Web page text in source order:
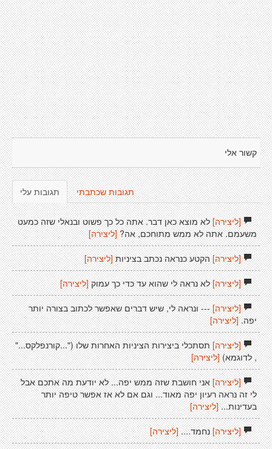
קשור אלי
תגובות עלי תגובות שכתבתי
[ליצירה]לא מוצא כאן דבר. אתה כל כך פשוט ובנאלי שזה כמעט
משעמם. אתה לא ממש מתוחכם, אה? [ליצירה]
[ליצירה]הקטע כנראה נכתב בציניות [ליצירה]
[ליצירה]לא נראה לי שהוא עד כדי כך עמוק [ליצירה]
[ליצירה]--- ונראה לי, שיש דברים שאפשר לכתוב בצורה יותר
יפה. [ליצירה]
[ליצירה]תסתכלי ביצירות הציניות האחרות שלו ("...קורנפלקס..."
, לדוגמא) [ליצירה]
[ליצירה]אני חושבת שזה ממש יפה... לא יודעת מה אתכם אבל
לי זה נראה רעיון יפה מאוד... וגם אם לא אז אפשר טיפה יותר
בעדינות... [ליצירה]
[ליצירה]נחמד.... [ליצירה]